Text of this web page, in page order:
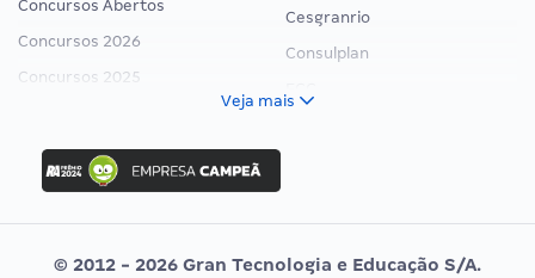
Concursos Abertos
Concursos 2026
Concursos 2025
Concurso Ibama
Concurso MPU
Editais publicados
Cesgranrio
Consulplan
Vunesp
Veja mais
© 2012 - 2026 Gran Tecnologia e Educação S/A.